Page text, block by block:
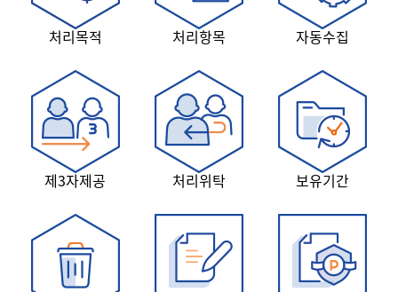
처리목적 처리항목 자동수집
제3자제공 처리위탁 보유기간